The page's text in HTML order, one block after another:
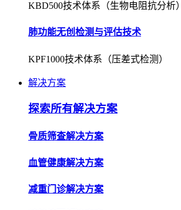
KBD500技术体系（生物电阻抗分析）
肺功能无创检测与评估技术
KPF1000技术体系（压差式检测）
解决方案
探索所有解决方案
骨质筛查解决方案
血管健康解决方案
减重门诊解决方案